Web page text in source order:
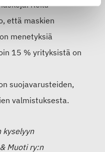
Reilu
että maskien
menetyksiä
15 % yrityksistä on
suojavarusteiden,
valmistuksesta.
Muoti ry:n